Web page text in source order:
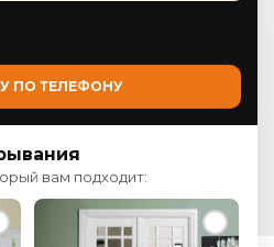
ПО ТЕЛЕФОНУ
вам подходит: